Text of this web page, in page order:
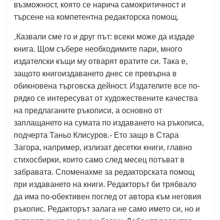
възможност, която се нарича самокритичност и
търсене на компетентна редакторска помощ.
„Казвали сме го и друг път: всеки може да издаде
книга. Щом събере необходимите пари, много
издателски къщи му отварят вратите си. Така е,
защото книгоиздаването днес се превърна в
обикновена търговска дейност. Издателите все по-
рядко се интересуват от художествените качества
на предлаганите ръкописи, а основно от
заплащането на сумата по издаването на ръкописа,
подчерта Таньо Клисуров.- Ето защо в Стара
Загора, например, излизат десетки книги, главно
стихосбирки, които само след месец потъват в
забравата. Споменахме за редакторската помощ
при издаването на книги. Редакторът би трябвало
да има по-обективен поглед от автора към неговия
ръкопис. Редакторът залага не само името си, но и